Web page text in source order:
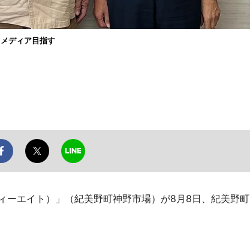
ディア目指す
ーエイト）」（紀美野町神野市場）が8月8日、紀美野町